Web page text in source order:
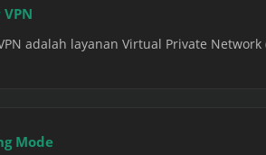
adalah layanan Virtual Private
Mode